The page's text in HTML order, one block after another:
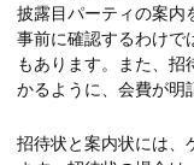
披露目パーティの案内
事前に確認するわけで
もあります。また、
かるように、会費が明
招待状と案内状には、